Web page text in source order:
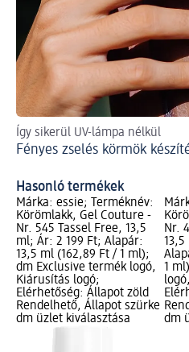
Így sikerül UV-lámpa nélkül
Fényes zselés körmök
Hasonló termékek
Márka: essie; Terméknév:
Körömlakk, Gel Couture -
Nr. 545 Tassel Free, 13,5
ml; Ár: 2 199 Ft; Alapár:
13,5 ml (162,89 Ft / 1 ml);
dm Exclusive termék logó,
Kiárusítás logó;
Elérhetőség: Állapot zöld
Rendelhető, Állapot szürke
dm üzlet kiválasztása
Nr.
1
dm